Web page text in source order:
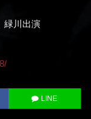
緑川出演
LINE